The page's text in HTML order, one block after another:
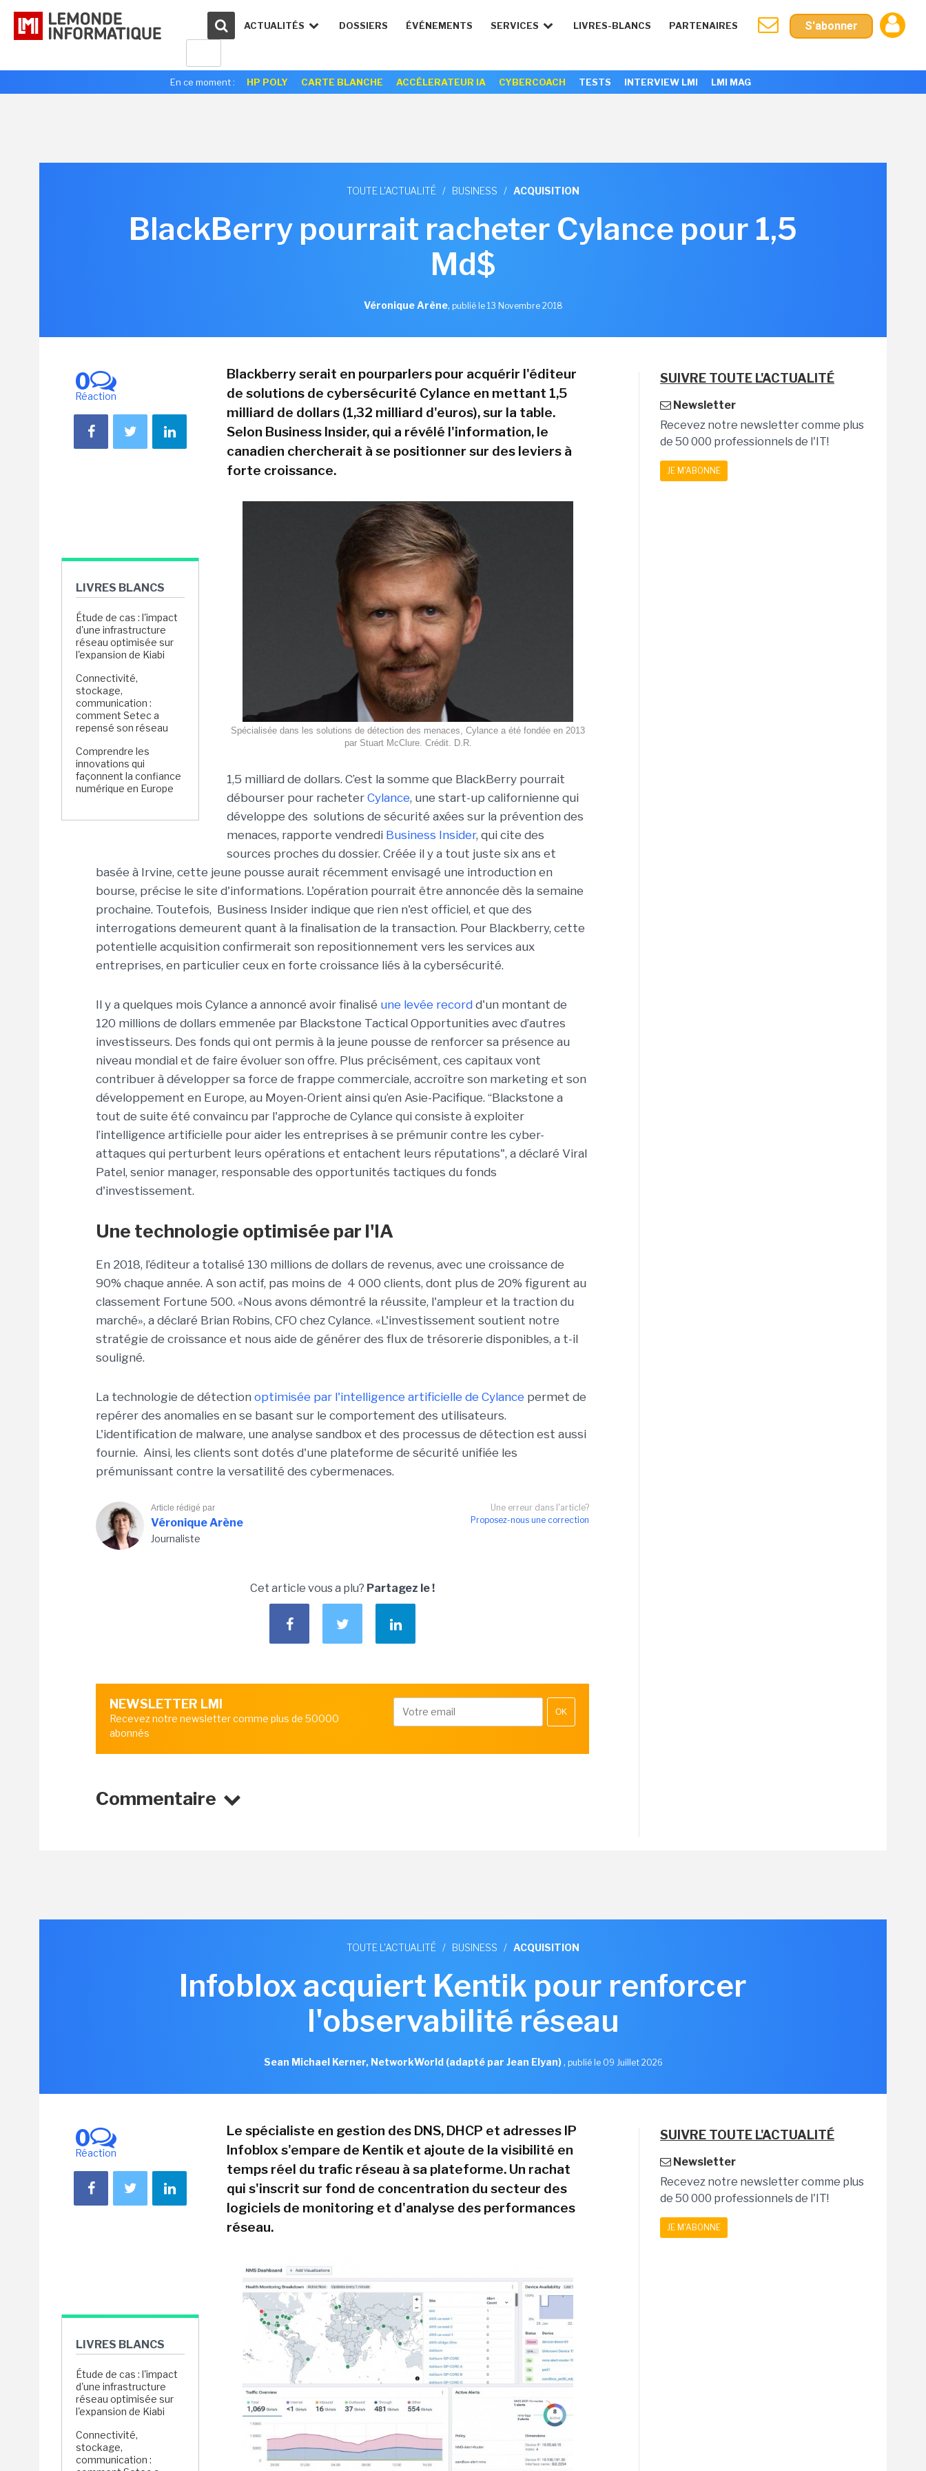
ACTUALITÉS DOSSIERS ÉVÉNEMENTS SERVICES LIVRES-BLANCS PARTENAIRES S'abonner
En ce moment : HP POLY CARTE BLANCHE ACCÉLERATEUR IA CYBERCOACH TESTS INTERVIEW LMI LMI MAG
TOUTE L'ACTUALITÉ / BUSINESS / ACQUISITION
BlackBerry pourrait racheter Cylance pour 1,5
Md$
Véronique Arène, publié le 13 Novembre 2018
0
Réaction
LIVRES BLANCS
Étude de cas : l'impact
d'une infrastructure
réseau optimisée sur
l'expansion de Kiabi
Connectivité,
stockage,
communication :
comment Setec a
repensé son réseau
Comprendre les
innovations qui
façonnent la confiance
numérique en Europe
Blackberry serait en pourparlers pour acquérir l'éditeur
de solutions de cybersécurité Cylance en mettant 1,5
milliard de dollars (1,32 milliard d'euros), sur la table.
Selon Business Insider, qui a révélé l'information, le
canadien chercherait à se positionner sur des leviers à
forte croissance.
Spécialisée dans les solutions de détection des menaces, Cylance a été fondée en 2013
par Stuart McClure. Crédit. D.R.
1,5 milliard de dollars. C’est la somme que BlackBerry pourrait
débourser pour racheter Cylance, une start-up californienne qui
développe des solutions de sécurité axées sur la prévention des
menaces, rapporte vendredi Business Insider, qui cite des
sources proches du dossier. Créée il y a tout juste six ans et
basée à Irvine, cette jeune pousse aurait récemment envisagé une introduction en
bourse, précise le site d'informations. L'opération pourrait être annoncée dès la semaine
prochaine. Toutefois, Business Insider indique que rien n'est officiel, et que des
interrogations demeurent quant à la finalisation de la transaction. Pour Blackberry, cette
potentielle acquisition confirmerait son repositionnement vers les services aux
entreprises, en particulier ceux en forte croissance liés à la cybersécurité.
Il y a quelques mois Cylance a annoncé avoir finalisé une levée record d'un montant de
120 millions de dollars emmenée par Blackstone Tactical Opportunities avec d’autres
investisseurs. Des fonds qui ont permis à la jeune pousse de renforcer sa présence au
niveau mondial et de faire évoluer son offre. Plus précisément, ces capitaux vont
contribuer à développer sa force de frappe commerciale, accroître son marketing et son
développement en Europe, au Moyen-Orient ainsi qu’en Asie-Pacifique. “Blackstone a
tout de suite été convaincu par l'approche de Cylance qui consiste à exploiter
l’intelligence artificielle pour aider les entreprises à se prémunir contre les cyber-
attaques qui perturbent leurs opérations et entachent leurs réputations", a déclaré Viral
Patel, senior manager, responsable des opportunités tactiques du fonds
d'investissement.
Une technologie optimisée par l'IA
En 2018, l’éditeur a totalisé 130 millions de dollars de revenus, avec une croissance de
90% chaque année. A son actif, pas moins de 4 000 clients, dont plus de 20% figurent au
classement Fortune 500. «Nous avons démontré la réussite, l'ampleur et la traction du
marché», a déclaré Brian Robins, CFO chez Cylance. «L'investissement soutient notre
stratégie de croissance et nous aide de générer des flux de trésorerie disponibles, a t-il
souligné.
La technologie de détection optimisée par l'intelligence artificielle de Cylance permet de
repérer des anomalies en se basant sur le comportement des utilisateurs.
L'identification de malware, une analyse sandbox et des processus de détection est aussi
fournie. Ainsi, les clients sont dotés d'une plateforme de sécurité unifiée les
prémunissant contre la versatilité des cybermenaces.
Une erreur dans l'article?
Proposez-nous une correction
Article rédigé par
Véronique Arène
Journaliste
Cet article vous a plu? Partagez le !
NEWSLETTER LMI
Recevez notre newsletter comme plus de 50000
abonnés
OK
Commentaire
SUIVRE TOUTE L'ACTUALITÉ
Newsletter
Recevez notre newsletter comme plus
de 50 000 professionnels de l'IT!
JE M'ABONNE
TOUTE L'ACTUALITÉ / BUSINESS / ACQUISITION
Infoblox acquiert Kentik pour renforcer
l'observabilité réseau
Sean Michael Kerner, NetworkWorld (adapté par Jean Elyan), publié le 09 Juillet 2026
0
Réaction
LIVRES BLANCS
Étude de cas : l'impact
d'une infrastructure
réseau optimisée sur
l'expansion de Kiabi
Connectivité,
stockage,
communication :
Le spécialiste en gestion des DNS, DHCP et adresses IP
Infoblox s'empare de Kentik et ajoute de la visibilité en
temps réel du trafic réseau à sa plateforme. Un rachat
qui s'inscrit sur fond de concentration du secteur des
logiciels de monitoring et d'analyse des performances
réseau.
SUIVRE TOUTE L'ACTUALITÉ
Newsletter
Recevez notre newsletter comme plus
de 50 000 professionnels de l'IT!
JE M'ABONNE